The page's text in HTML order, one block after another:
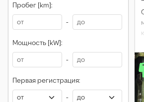
Пробег [km]:
-
Мощность [kW]:
-
Первая регистрация:
-